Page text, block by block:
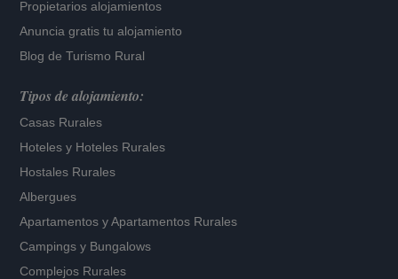
Propietarios alojamientos
Anuncia gratis tu alojamiento
Blog de Turismo Rural
Tipos de alojamiento:
Casas Rurales
Hoteles y Hoteles Rurales
Hostales Rurales
Albergues
Apartamentos yApartamentos Rurales
Campings y Bungalows
Complejos Rurales